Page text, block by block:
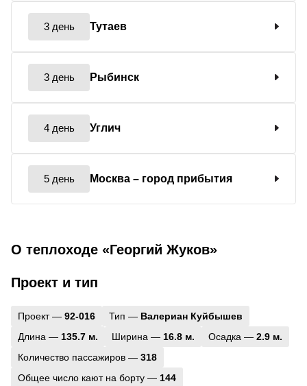
3 день Тутаев
3 день Рыбинск
4 день Углич
5 день Москва – город прибытия
О теплоходе «Георгий Жуков»
Проект и тип
Проект — 92-016 Тип — Валериан Куйбышев
Длина — 135.7 м. Ширина — 16.8 м. Осадка — 2.9 м.
Количество пассажиров — 318
Общее число кают на борту — 144